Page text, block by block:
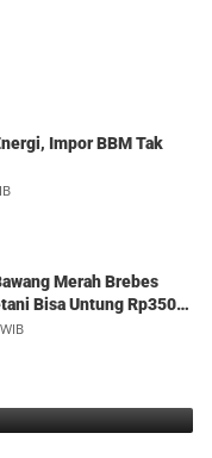
Impor BBM Tak
Merah Brebes
Bisa Untung Rp350